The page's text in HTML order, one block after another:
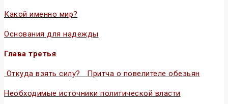
Какой именно мир?
Основания для надежды
Глава третья.
Откуда взять силу? Притча о повелителе обезьян
Необходимые источники политической власти